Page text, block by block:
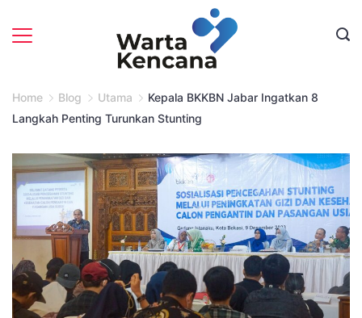
to
Home Blog Utama
Kepala BKKBN Jabar Ingatkan 8
Langkah Penting Turunkan Stunting